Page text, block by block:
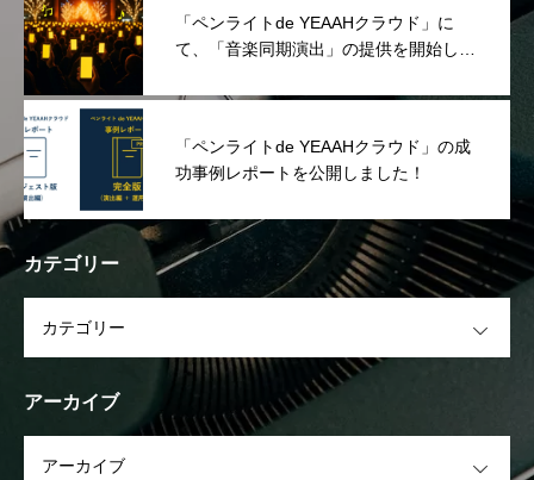
「ペンライトde YEAAHクラウド」に
て、「音楽同期演出」の提供を開始しま
「ペンライトde YEAAHクラウド」の成
功事例レポートを公開しました！
カテゴリー
アーカイブ